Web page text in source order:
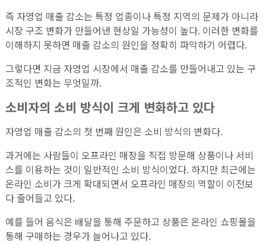
즉 자영업 매출 감소는 특정 업종이나 특정 지역의 문제가 아니라
시장 구조 변화가 만들어낸 현상일 가능성이 높다. 이러한 변화를
이해하지 못하면 매출 감소의 원인을 정확히 파악하기 어렵다.
그렇다면 지금 자영업 시장에서 매출 감소를 만들어내고 있는 구
조적인 변화는 무엇일까.
소비자의 소비 방식이 크게 변화하고 있다
자영업 매출 감소의 첫 번째 원인은 소비 방식의 변화다.
과거에는 사람들이 오프라인 매장을 직접 방문해 상품이나 서비
스를 이용하는 것이 일반적인 소비 방식이었다. 하지만 최근에는
온라인 소비가 크게 확대되면서 오프라인 매장의 역할이 이전보
다 줄어들고 있다.
예를 들어 음식은 배달을 통해 주문하고 상품은 온라인 쇼핑몰을
통해 구매하는 경우가 늘어나고 있다.